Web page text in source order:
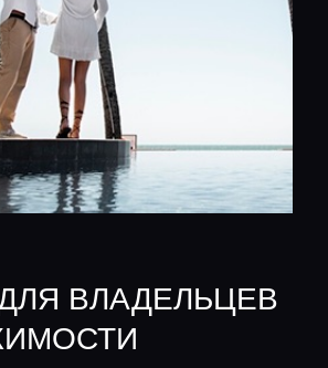
ВЛАДЕЛЬЦЕВ